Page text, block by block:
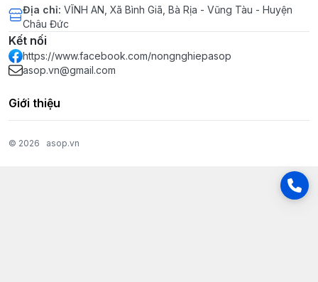
Địa chỉ: VĨNH AN, Xã Bình Giã, Bà Rịa - Vũng Tàu - Huyện
Châu Đức
Kết nối
https://www.facebook.com/nongnghiepasop
asop.vn@gmail.com
Giới thiệu
© 2026 asop.vn